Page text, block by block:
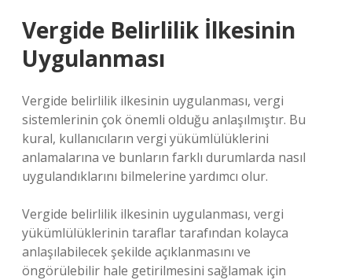
Vergide Belirlilik İlkesinin
Uygulanması
Vergide belirlilik ilkesinin uygulanması, vergi
sistemlerinin çok önemli olduğu anlaşılmıştır. Bu
kural, kullanıcıların vergi yükümlülüklerini
anlamalarına ve bunların farklı durumlarda nasıl
uygulandıklarını bilmelerine yardımcı olur.
Vergide belirlilik ilkesinin uygulanması, vergi
yükümlülüklerinin taraflar tarafından kolayca
anlaşılabilecek şekilde açıklanmasını ve
öngörülebilir hale getirilmesini sağlamak için